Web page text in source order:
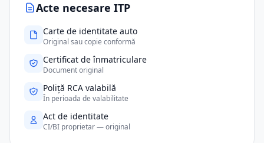
Acte necesare ITP
Carte de identitate auto
Original sau copie conformă
Certificat de înmatriculare
Document original
Poliță RCA valabilă
În perioada de valabilitate
Act de identitate
CI/BI proprietar — original